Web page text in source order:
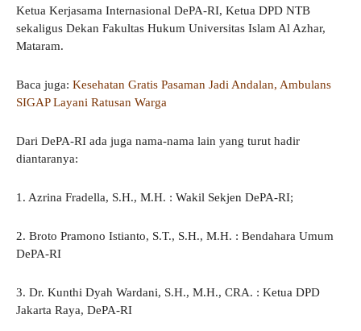
Ketua Kerjasama Internasional DePA-RI, Ketua DPD NTB
sekaligus Dekan Fakultas Hukum Universitas Islam Al Azhar,
Mataram.
Baca juga: Kesehatan Gratis Pasaman Jadi Andalan, Ambulans
SIGAP Layani Ratusan Warga
Dari DePA-RI ada juga nama-nama lain yang turut hadir
diantaranya:
1. Azrina Fradella, S.H., M.H. : Wakil Sekjen DePA-RI;
2. ⁠Broto Pramono Istianto, S.T., S.H., M.H. : Bendahara Umum
DePA-RI
3. Dr. Kunthi Dyah Wardani, S.H., M.H., CRA. : Ketua DPD
Jakarta Raya, DePA-RI